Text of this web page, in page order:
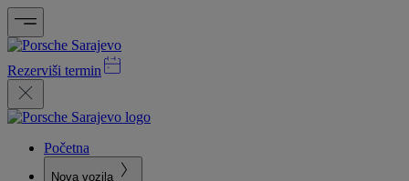
Rezerviši termin
Početna
Nova vozila